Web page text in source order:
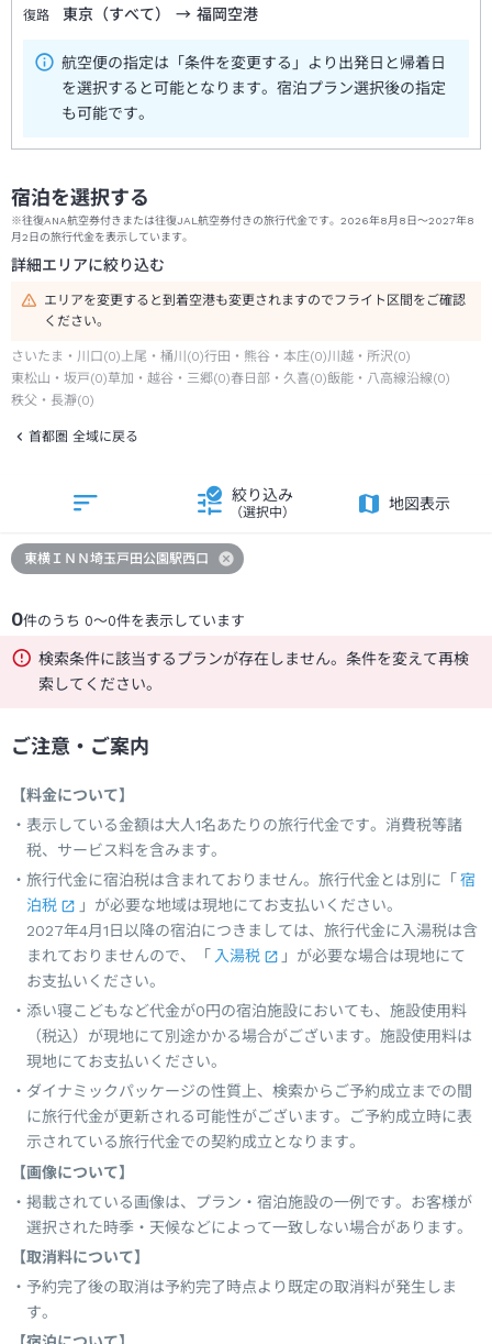
復路 東京（すべて） → 福岡空港
航空便の指定は「条件を変更する」より出発日と帰着日
を選択すると可能となります。宿泊プラン選択後の指定
も可能です。
宿泊を選択する
※往復ANA航空券付きまたは往復JAL航空券付きの旅行代金です。2026年8月8日～2027年8
月2日の旅行代金を表示しています。
詳細エリアに絞り込む
エリアを変更すると到着空港も変更されますのでフライト区間をご確認
ください。
さいたま・川口(0) 上尾・桶川(0)行田・熊谷・本庄(0)川越・所沢(0)
東松山・坂戸(0)草加・越谷・三郷(0)春日部・久喜(0)飯能・八高線沿線(0)
秩父・長瀞(0)
首都圏 全域に戻る
0件のうち 0～0件を表示しています
絞り込み
（選択中）
地図表示
東横ＩＮＮ埼玉戸田公園駅西口
検索条件に該当するプランが存在しません。条件を変えて再検
索してください。
ご注意・ご案内
【料金について】
表示している金額は大人1名あたりの旅行代金です。消費税等諸
税、サービス料を含みます。
旅行代金に宿泊税は含まれておりません。旅行代金とは別に「 宿
泊税
」が必要な地域は現地にてお支払いください。
2027年4月1日以降の宿泊につきましては、旅行代金に入湯税は含
まれておりませんので、「 入湯税
」が必要な場合は現地にて
お支払いください。
添い寝こどもなど代金が0円の宿泊施設においても、施設使用料
（税込）が現地にて別途かかる場合がございます。施設使用料は
現地にてお支払いください。
ダイナミックパッケージの性質上、検索からご予約成立までの間
に旅行代金が更新される可能性がございます。ご予約成立時に表
示されている旅行代金での契約成立となります。
【画像について】
掲載されている画像は、プラン・宿泊施設の一例です。お客様が
選択された時季・天候などによって一致しない場合があります。
【取消料について】
予約完了後の取消は予約完了時点より既定の取消料が発生しま
す。